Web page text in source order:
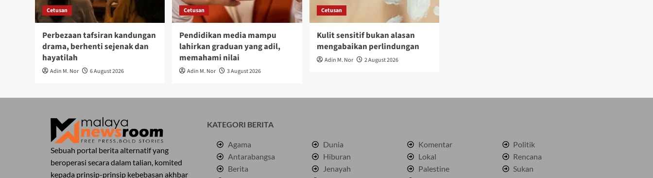
Cetusan
Perbezaan tafsiran kandungan
drama, berhenti sejenak dan
hayatilah
Adin M. Nor 6 August 2026
Cetusan
Pendidikan media mampu
lahirkan graduan yang adil,
memahami nilai
Adin M. Nor 3 August 2026
Cetusan
Kulit sensitif bukan alasan
mengabaikan perlindungan
Adin M. Nor 2 August 2026
Sebuah portal berita alternatif yang
beroperasi secara dalam talian, komited
kepada prinsip-prinsip kebebasan akhbar
KATEGORI BERITA
Agama
Antarabangsa
Berita
Dunia
Hiburan
Jenayah
Komentar
Lokal
Palestine
Politik
Rencana
Sukan